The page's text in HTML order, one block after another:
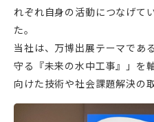
れぞれ自身の活動につなげて
た。
当社は、万博出展テーマであ
守る『未来の水中工事』」を
向けた技術や社会課題解決の